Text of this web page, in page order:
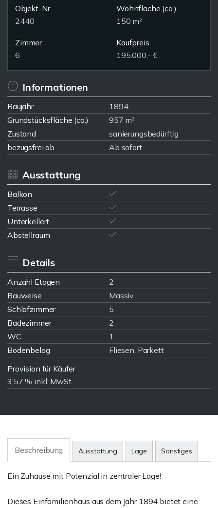
Objekt-Nr.
2440
Wohnfläche (ca.)
150 m²
Zimmer
6
Kaufpreis
195.000,- €
Informationen
Baujahr
1894
Grundstücksfläche (ca.)
957 m²
Zustand
sanierungsbedürftig
bezugsfrei ab
Ab sofort
Ausstattung
Balkon
Terrasse
Unterkellert
Abstellraum
Details
Anzahl Etagen
2
Bauweise
Massiv
Schlafzimmer
5
Badezimmer
2
WC
1
Bodenbelag
Fliesen, Parkett
Provision für Käufer
3,57 % inkl. MwSt.
Beschreibung Ausstattung Lage Sonstiges
Ein Zuhause mit Potenzial in zentraler Lage!
Dieses Einfamilienhaus aus dem Jahr 1894 bietet eine